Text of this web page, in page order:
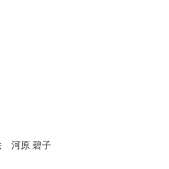
河原 碧子